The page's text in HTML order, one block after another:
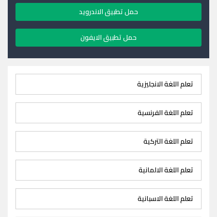
حمل تطبيق الاندرويد
حمل تطبيق الايفون
تعلم اللغة الانجليزية
تعلم اللغة الفرنسية
تعلم اللغة التركية
تعلم اللغة الالمانية
تعلم اللغة الاسبانية